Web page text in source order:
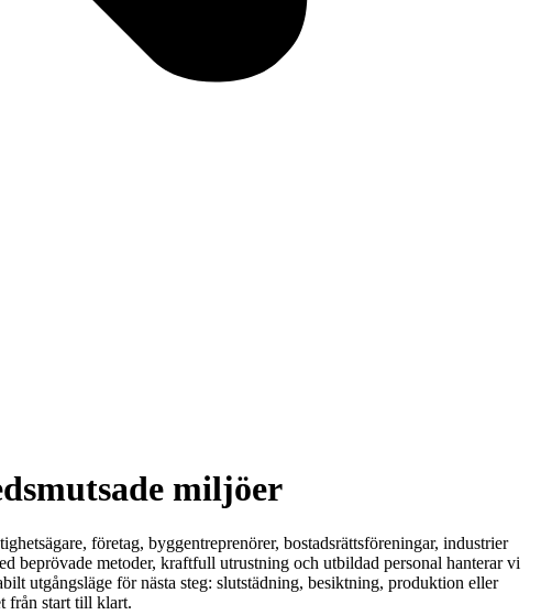
miljöer
företag, byggentreprenörer, bostadsrättsföreningar, industrier
beprövade metoder, kraftfull utrustning och utbildad personal hanterar vi
utgångsläge för nästa steg: slutstädning, besiktning, produktion eller
från start till klart.